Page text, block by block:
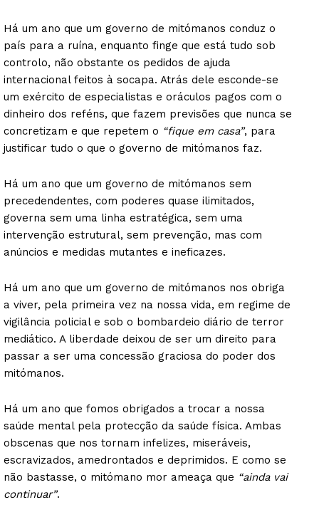
Há um ano que um governo de mitómanos conduz o
país para a ruína, enquanto finge que está tudo sob
controlo, não obstante os pedidos de ajuda
internacional feitos à socapa. Atrás dele esconde-se
um exército de especialistas e oráculos pagos com o
dinheiro dos reféns, que fazem previsões que nunca se
concretizam e que repetem o “fique em casa”, para
justificar tudo o que o governo de mitómanos faz.
Há um ano que um governo de mitómanos sem
precedendentes, com poderes quase ilimitados,
governa sem uma linha estratégica, sem uma
intervenção estrutural, sem prevenção, mas com
anúncios e medidas mutantes e ineficazes.
Há um ano que um governo de mitómanos nos obriga
a viver, pela primeira vez na nossa vida, em regime de
vigilância policial e sob o bombardeio diário de terror
mediático. A liberdade deixou de ser um direito para
passar a ser uma concessão graciosa do poder dos
mitómanos.
Há um ano que fomos obrigados a trocar a nossa
saúde mental pela protecção da saúde física. Ambas
obscenas que nos tornam infelizes, miseráveis,
escravizados, amedrontados e deprimidos. E como se
não bastasse, o mitómano mor ameaça que “ainda vai
continuar”.